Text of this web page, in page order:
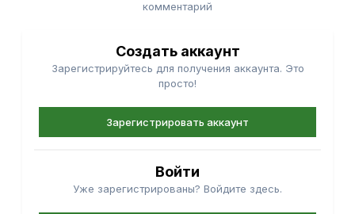
комментарий
Создать аккаунт
Зарегистрируйтесь для получения аккаунта. Это
просто!
Зарегистрировать аккаунт
Войти
Уже зарегистрированы? Войдите здесь.